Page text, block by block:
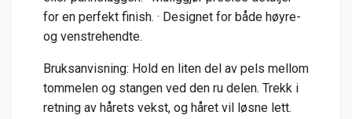
for en perfekt finish. · Designet for både høyre-
og venstrehendte.
Bruksanvisning: Hold en liten del av pels mellom
tommelen og stangen ved den ru delen. Trekk i
retning av hårets vekst, og håret vil løsne lett.